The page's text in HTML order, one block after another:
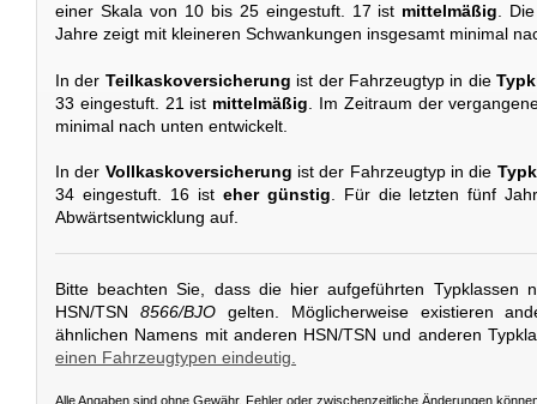
einer Skala von 10 bis 25 eingestuft. 17 ist mittelmäßig .
Jahre zeigt mit kleineren Schwankungen insgesamt minimal
In der Teilkaskoversicherung ist der Fahrzeugtyp in die
33 eingestuft. 21 ist mittelmäßig . Im Zeitraum der
minimal nach unten entwickelt.
In der Vollkaskoversicherung ist der Fahrzeugtyp in die
34 eingestuft. 16 ist eher günstig. Für die letzten fünf
Abwärtsentwicklung auf.
Bitte beachten Sie, dass die hier aufgeführten Typklassen
HSN/TSN 8566/BJOgelten. Möglicherweise existieren
ähnlichen Namens mit anderen HSN/TSN und anderen
einen Fahrzeugtypen eindeutig.
Alle Angaben sind ohne Gewähr. Fehler oder zwischenzeitliche Änderungen